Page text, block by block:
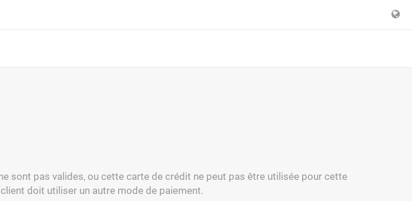
sont pas valides, ou cette carte de crédit ne peut pas être utilisée pour cette
doit utiliser un autre mode de paiement.